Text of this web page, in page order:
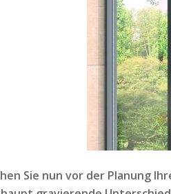
Sie nun vor der Planung